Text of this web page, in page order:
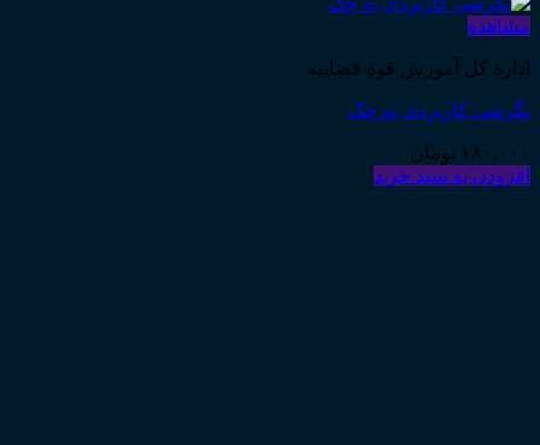
مشاهده
اداره کل آموزش قوه قضاییه
نگرشی کاربردی به چک
۱۸۰,۰۰۰ تومان
افزودن به سبد خرید